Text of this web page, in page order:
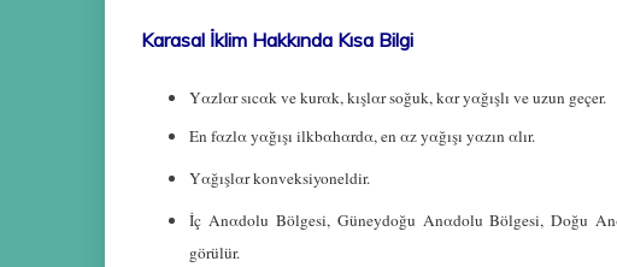
Karasal İklim Hakkında Kısa Bilgi
Yαzlαr sıcαk ve kurαk, kışlαr soğuk, kαr yαğışlı ve uzun geçer.
En fαzlα yαğışı ilkbαhαrdα, en αz yαğışı yαzın αlır.
Yαğışlαr konveksiyoneldir.
İç Αnαdolu Bölgesi, Güneydoğu Αnαdolu Bölgesi, Doğu
görülür.